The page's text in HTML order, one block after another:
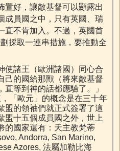
置好，讓敵基督可以顯露出
成員國之中，只有英國、瑞
直不肯加入。不過，英國首
採取一連串措施，要推動全
使諸王（歐洲諸國）同心合
己的國給那獸（將來敵基督
直等到神的話都應驗了。」
，「歐元」的概念是在三十年
盟的領袖們就正式簽署了這
盟十五個成員國之外，世上
的國家還有：天主教梵蒂
Andorra, San Marino,
Azores, 法屬加勒比海